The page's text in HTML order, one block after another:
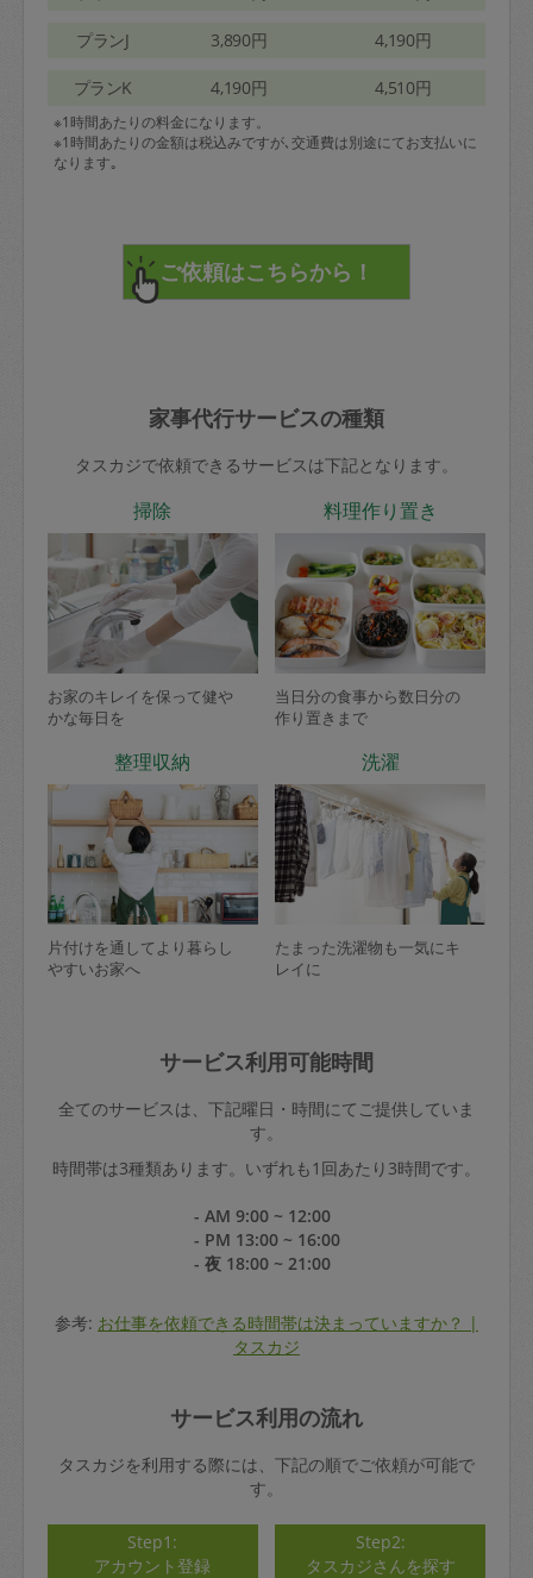
プランJ 3,890円 4,190円
プランK 4,190円 4,510円
※1時間あたりの料金になります。
※1時間あたりの金額は税込みですが､交通費は別途にてお支払いに
なります｡
家事代行サービスの種類
タスカジで依頼できるサービスは下記となります。
掃除
お家のキレイを保って健や
かな毎日を
料理作り置き
当日分の食事から数日分の
作り置きまで
整理収納
片付けを通してより暮らし
やすいお家へ
洗濯
たまった洗濯物も一気にキ
レイに
サービス利用可能時間
全てのサービスは、下記曜日・時間にてご提供していま
す。
時間帯は3種類あります。いずれも1回あたり3時間です。
- AM 9:00 ~ 12:00
- PM 13:00 ~ 16:00
- 夜 18:00 ~ 21:00
参考: お仕事を依頼できる時間帯は決まっていますか？ |
タスカジ
サービス利用の流れ
タスカジを利用する際には、下記の順でご依頼が可能で
す。
Step1:
アカウント登録
Step2:
タスカジさんを探す